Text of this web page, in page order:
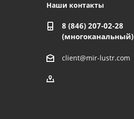
Наши контакты
8 (846) 207-02-28
(многоканальный)
client@mir-lustr.com